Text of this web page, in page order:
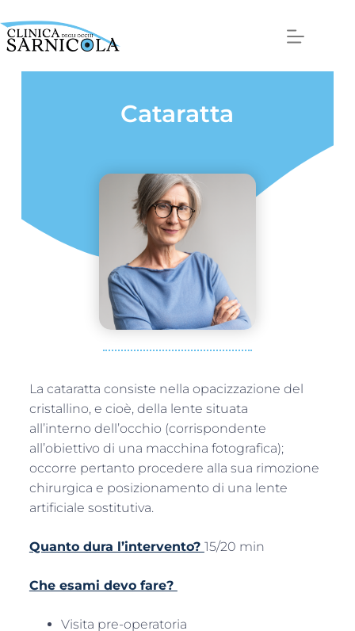
Cataratta
La cataratta consiste nella opacizzazione del
cristallino, e cioè, della lente situata
all’interno dell’occhio (corrispondente
all’obiettivo di una macchina fotografica);
occorre pertanto procedere alla sua rimozione
chirurgica e posizionamento di una lente
artificiale sostitutiva.
Quanto dura l’intervento? 15/20 min
Che esami devo fare?
Visita pre-operatoria